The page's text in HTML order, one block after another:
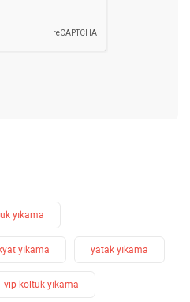
yıkama
yıkama yatak yıkama
vip koltuk yıkama